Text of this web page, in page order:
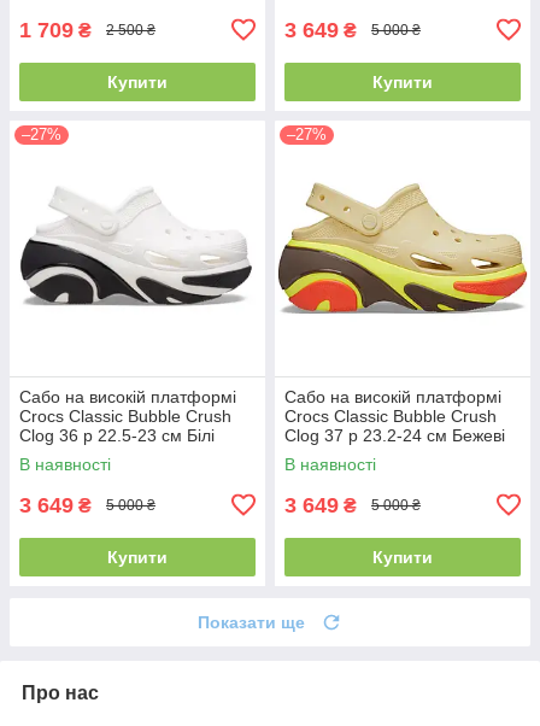
1 709 ₴ 2 500 ₴
Купити
3 649 ₴ 5 000 ₴
Купити
–27%
Сабо на високій платформі
Crocs Classic Bubble Crush
Clog 36 р 22.5-23 см Білі
210061-100-M4/W6 White
В наявності
3 649 ₴ 5 000 ₴
Купити
–27%
Сабо на високій платформі
Crocs Classic Bubble Crush
Clog 37 р 23.2-24 см Бежеві
210061-0HX-M5/W7 Sesame
В наявності
3 649 ₴ 5 000 ₴
Купити
Показати ще
Про нас